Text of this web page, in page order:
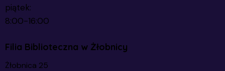
piątek:
8:00-16:00
Filia Biblioteczna w Żłobnicy
Żłobnica 25